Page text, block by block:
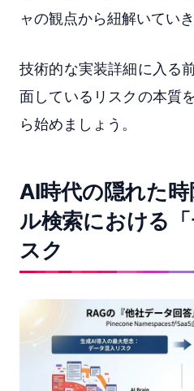
ャの観点から紐解いていき
技術的な実装詳細に入る
面しているリスクの本質
ら始めましょう。
AI時代の隠れた
ル検索における
スク